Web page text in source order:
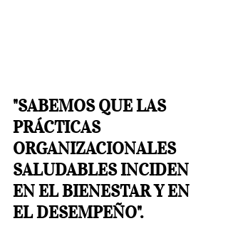
"SABEMOS QUE LAS
PRÁCTICAS
ORGANIZACIONALES
SALUDABLES INCIDEN
EN EL BIENESTAR Y EN
EL DESEMPEÑO".